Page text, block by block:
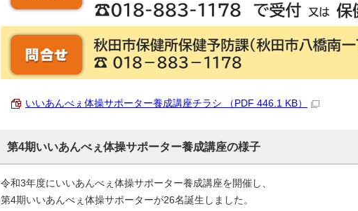
いいあんべぇ体操サポーター養成講座チラシ （PDF 446.1 KB）
第4期いいあんべぇ体操サポーター養成講座の様子
令和3年度にいいあんべぇ体操サポーター養成講座を開催し、
第4期いいあんべぇ体操サポーターが26名誕生しました。